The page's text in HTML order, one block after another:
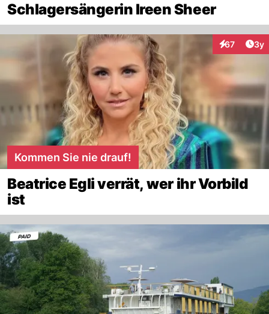
Schlagersängerin Ireen Sheer
67
Interaktionen
3y
Kommen Sie nie drauf!
Beatrice Egli verrät, wer ihr Vorbild
ist